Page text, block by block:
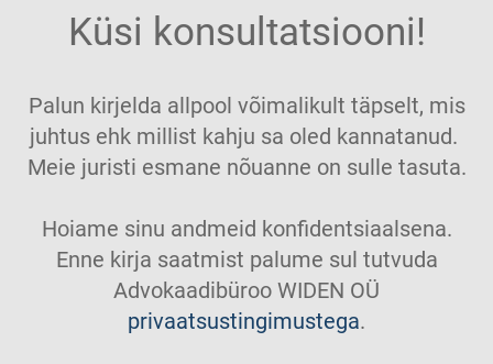
Küsi konsultatsiooni!
Palun kirjelda allpool võimalikult täpselt, mis
juhtus ehk millist kahju sa oled kannatanud.
Meie juristi esmane nõuanne on sulle tasuta.
Hoiame sinu andmeid konfidentsiaalsena.
Enne kirja saatmist palume sul tutvuda
Advokaadibüroo WIDEN OÜ
privaatsustingimustega.